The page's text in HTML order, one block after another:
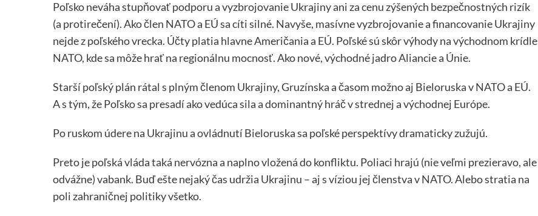
Poľsko neváha stupňovať podporu a vyzbrojovanie Ukrajiny ani za cenu zýšených bezpečnostných rizík
(a protirečení). Ako člen NATO a EÚ sa cíti silné. Navyše, masívne vyzbrojovanie a financovanie Ukrajiny
nejde z poľského vrecka. Účty platia hlavne Američania a EÚ. Poľské sú skôr výhody na východnom krídle
NATO, kde sa môže hrať na regionálnu mocnosť. Ako nové, východné jadro Aliancie a Únie.
Starší poľský plán rátal s plným členom Ukrajiny, Gruzínska a časom možno aj Bieloruska v NATO a EÚ.
A s tým, že Poľsko sa presadí ako vedúca sila a dominantný hráč v strednej a východnej Európe.
Po ruskom údere na Ukrajinu a ovládnutí Bieloruska sa poľské perspektívy dramaticky zužujú.
Preto je poľská vláda taká nervózna a naplno vložená do konfliktu. Poliaci hrajú (nie veľmi prezieravo, ale
odvážne) vabank. Buď ešte nejaký čas udržia Ukrajinu – aj s víziou jej členstva v NATO. Alebo stratia na
poli zahraničnej politiky všetko.